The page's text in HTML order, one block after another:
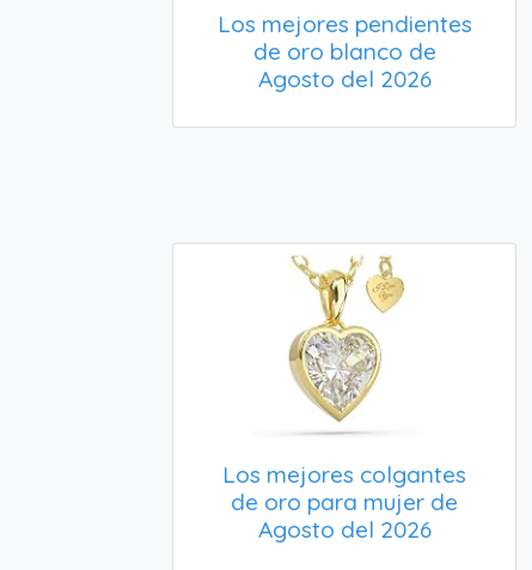
Los mejores pendientes
de oro blanco de
Agosto del 2026
Los mejores colgantes
de oro para mujer de
Agosto del 2026